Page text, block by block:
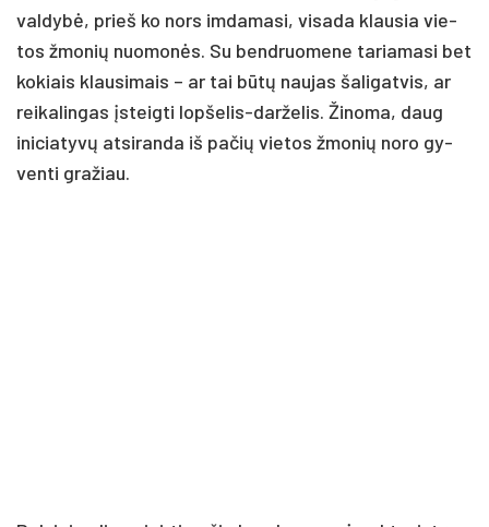
val­dy­bė, prieš ko nors im­da­ma­si, vi­sa­da klau­sia vie­
tos žmo­nių nuo­mo­nės. Su bend­ruo­me­ne ta­ria­ma­si bet
ko­kiais klau­si­mais – ar tai bū­tų nau­jas ša­li­gat­vis, ar
rei­ka­lin­gas įsteig­ti lop­še­lis-dar­že­lis. Ži­no­ma, daug
ini­cia­ty­vų at­si­ran­da iš pa­čių vie­tos žmo­nių no­ro gy­
ven­ti gra­žiau.